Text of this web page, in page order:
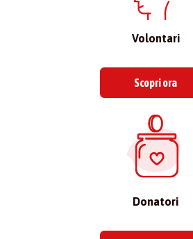
Volontari
Scopri ora
Donatori